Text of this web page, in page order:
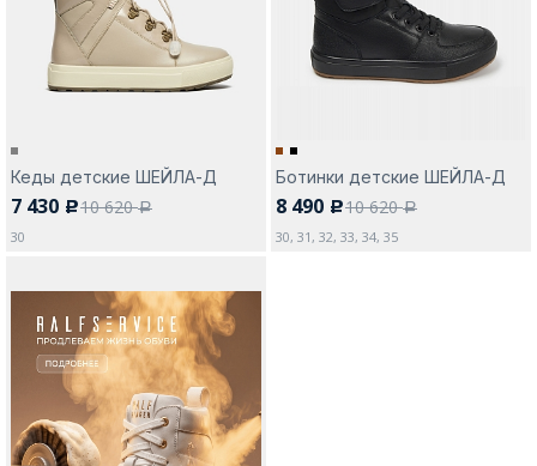
Кеды детские ШЕЙЛА-Д
7 430 c10 620a
30
Ботинки детские ШЕЙЛА-Д
8 490 c10 620a
30, 31, 32, 33, 34, 35